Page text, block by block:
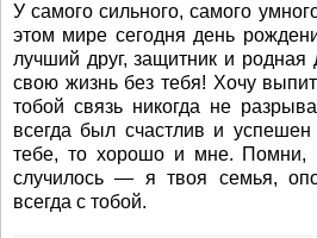
У самого сильного, самого
этом мире сегодня день
лучший друг, защитник и
свою жизнь без тебя! Хочу
тобой связь никогда не
всегда был счастлив и
тебе, то хорошо и мне. Помни,
случилось — я твоя семья,
всегда с тобой.